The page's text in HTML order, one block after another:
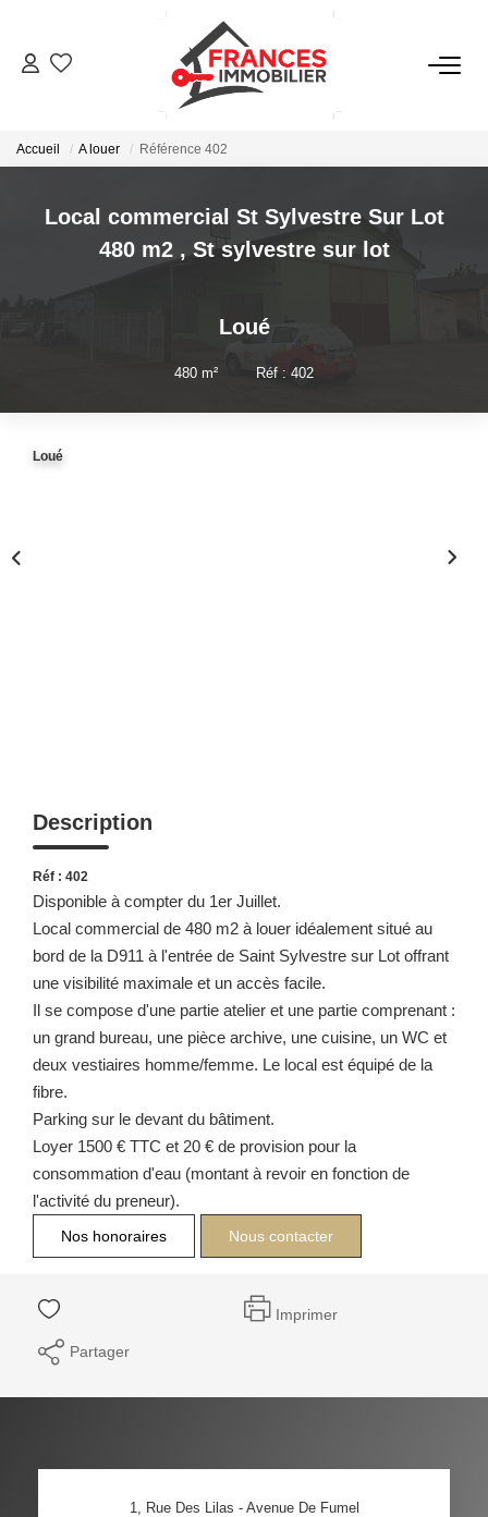
GESTION LOCATIVE
NOTRE AGENCE
Accueil A louer Référence 402
Local commercial St Sylvestre Sur Lot
480 m2 , St sylvestre sur lot
Loué
480 m² Réf : 402
Loué
Description
Réf : 402
Disponible à compter du 1er Juillet.
Local commercial de 480 m2 à louer idéalement situé au
bord de la D911 à l'entrée de Saint Sylvestre sur Lot offrant
une visibilité maximale et un accès facile.
Il se compose d'une partie atelier et une partie comprenant :
un grand bureau, une pièce archive, une cuisine, un WC et
deux vestiaires homme/femme. Le local est équipé de la
fibre.
Parking sur le devant du bâtiment.
Loyer 1500 € TTC et 20 € de provision pour la
consommation d'eau (montant à revoir en fonction de
l'activité du preneur).
Nos honoraires Nous contacter
Imprimer
Partager
1, Rue Des Lilas - Avenue De Fumel